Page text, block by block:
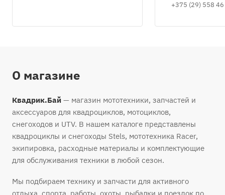
+375 (29) 558
О магазине
Квадрик.Бай — магазин мототехники, запчастей и
аксессуаров для квадроциклов, мотоциклов,
снегоходов и UTV. В нашем каталоге представлены
квадроциклы и снегоходы Stels, мототехника Racer,
экипировка, расходные материалы и комплектующие
для обслуживания техники в любой сезон.
Мы подбираем технику и запчасти для активного